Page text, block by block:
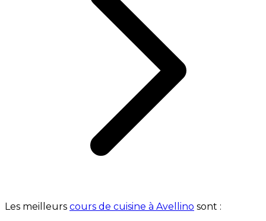
Les meilleurs cours de cuisine à Avellino sont :